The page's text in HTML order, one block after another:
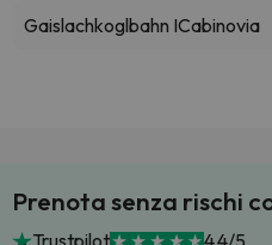
Gaislachkoglbahn ICabinovia
Prenota senza rischi
Trustpilot 4.4/5